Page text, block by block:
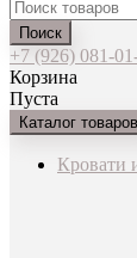
Поиск
+7 (926) 081-
Корзина
Пуста
Каталог товаров
Кровати